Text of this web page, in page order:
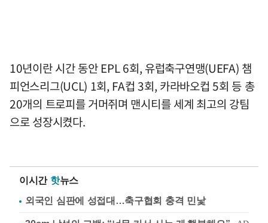
10년이란 시간 동안 EPL 6회, 유럽축구연맹(UEFA) 챔
피언스리그(UCL) 1회, FA컵 3회, 카라바오컵 5회 등 총
20개의 트로피를 거머쥐며 맨시티를 세계 최고의 강팀
으로 성장시켰다.
이시간 핫뉴스
외국인 심판에 성접대…축구협회 충격 민낯